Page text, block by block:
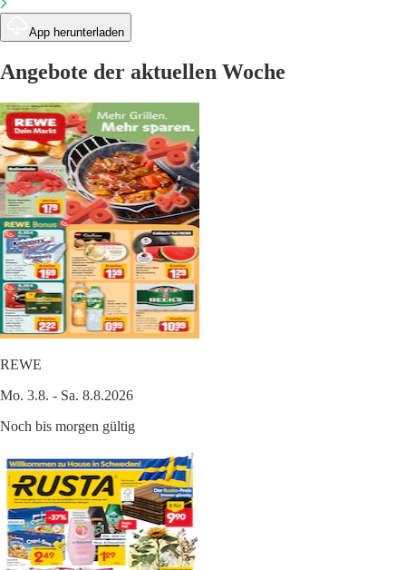
App herunterladen
Angebote der aktuellen Woche
REWE
Mo. 3.8. - Sa. 8.8.2026
Noch bis morgen gültig